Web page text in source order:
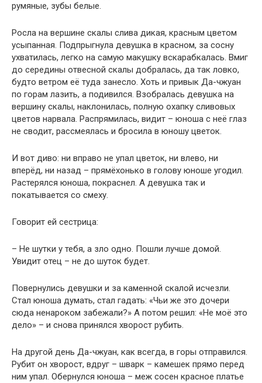
румяные, зубы белые.
Росла на вершине скалы слива дикая, красным цветом
усыпанная. Подпрыгнула девушка в красном, за сосну
ухватилась, легко на самую макушку вскарабкалась. Вмиг
до середины отвесной скалы добралась, да так ловко,
будто ветром её туда занесло. Хоть и привык Да-чжуан
по горам лазить, а подивился. Взобралась девушка на
вершину скалы, наклонилась, полную охапку сливовых
цветов нарвала. Распрямилась, видит – юноша с неё глаз
не сводит, рассмеялась и бросила в юношу цветок.
И вот диво: ни вправо не упал цветок, ни влево, ни
вперёд, ни назад – прямёхонько в голову юноше угодил.
Растерялся юноша, покраснел. А девушка так и
покатывается со смеху.
Говорит ей сестрица:
– Не шутки у тебя, а зло одно. Пошли лучше домой.
Увидит отец – не до шуток будет.
Повернулись девушки и за каменной скалой исчезли.
Стал юноша думать, стал гадать: «Чьи же это дочери
сюда ненароком забежали?» А потом решил: «Не моё это
дело» – и снова принялся хворост рубить.
На другой день Да-чжуан, как всегда, в горы отправился.
Рубит он хворост, вдруг – шварк – камешек прямо перед
ним упал. Обернулся юноша – меж сосен красное платье